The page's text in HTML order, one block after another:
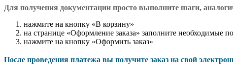
Для получения документации просто выполните шаги,
нажмите на кнопку «В корзину»
на странице «Оформление заказа» заполните необходимые
нажмите на кнопку «Оформить заказ»
После проведения платежа вы получите заказ на свой